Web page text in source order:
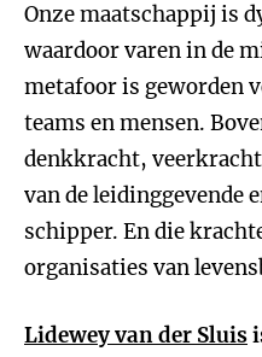
Onze maatschappij is
waardoor varen in de
metafoor is geworden
teams en mensen.
denkkracht,
van de leidinggevende
schipper. En die
organisaties van
Lidewey van der Sluis